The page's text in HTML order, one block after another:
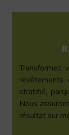
Transformez
revêtements
stratifié,
Nous
résultat sur